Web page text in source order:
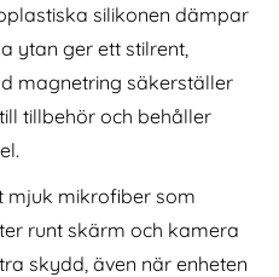
Tri-Fold Röd
Vit
Art. nr 243638
rea pris
174 krtidigare pris
174 kr
Tillgänglighet:
I lager
30W GaN PD QC
silikonen dämpar
ytan ger ett stilrent,
magnetring säkerställer
tillbehör och behåller
mjuk mikrofiber som
runt skärm och kamera
skydd, även när enheten